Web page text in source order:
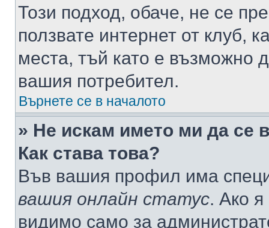
Този подход, обаче, не се
ползвате интернет от клуб,
места, тъй като е възможно
вашия потребител.
Върнете се в началото
» Не искам името ми да се
Как става това?
Във вашия профил има
вашия онлайн статус. Ако
видимо само за